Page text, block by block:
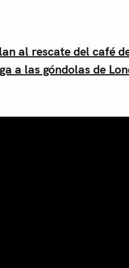
al rescate del café
a las góndolas de